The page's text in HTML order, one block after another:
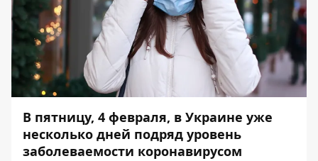
В пятницу, 4 февраля, в Украине уже
несколько дней подряд уровень
заболеваемости коронавирусом